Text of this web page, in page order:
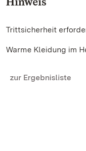
Trittsicherheit
Warme Kleidung im
zur Ergebnisliste